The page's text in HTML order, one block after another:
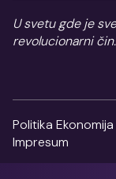
U svetu gde je
revolucionarni čin.
Politika Ekonomija
Impresum